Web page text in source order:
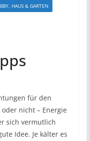
HAUS & GARTEN
für den
nicht – Energie
sich vermutlich
Idee. Je kälter es